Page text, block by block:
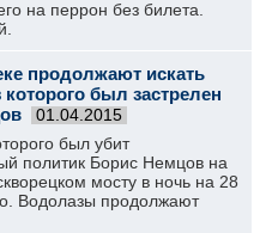
на перрон без билета.
продолжают искать
которого был застрелен
01.04.2015
был убит
политик Борис Немцов на
мосту в ночь на 28
Водолазы продолжают